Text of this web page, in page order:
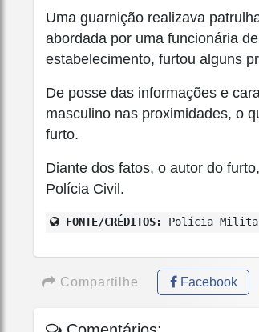
Uma guarnição realizava
abordada por uma funcionária
estabelecimento, furtou alguns
De posse das informações e
masculino nas proximidades, o
furto.
Diante dos fatos, o autor do
Polícia Civil.
FONTE/CRÉDITOS: Polícia
Compartilhe Facebook